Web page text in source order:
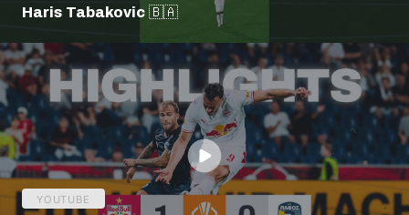
Haris Tabakovic 🇧🇦
YOUTUBE